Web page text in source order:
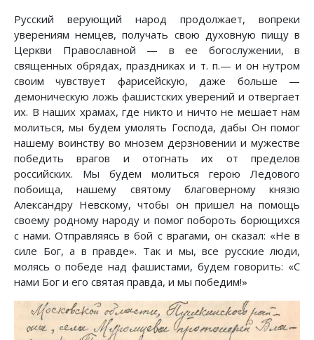
Русский верующий народ продолжает, вопреки
уверениям немцев, получать свою духовную пищу в
Церкви Православной — в ее богослужении, в
священных обрядах, праздниках и т. п.— и он нутром
своим чувствует фарисейскую, даже больше —
демоническую ложь фашистских уверений и отвергает
их. В наших храмах, где никто и ничто не мешает нам
молиться, мы будем умолять Господа, дабы Он помог
нашему воинству во мнозем дерзновении и мужестве
победить врагов и отогнать их от пределов
российских. Мы будем молиться герою Ледового
побоища, нашему святому благоверному князю
Александру Невскому, чтобы он пришел на помощь
своему родному народу и помог побороть борющихся
с нами. Отправляясь в бой с врагами, он сказал: «Не в
силе Бог, а в правде». Так и мы, все русские люди,
молясь о победе над фашистами, будем говорить: «С
нами Бог и его святая правда, и мы победим!»